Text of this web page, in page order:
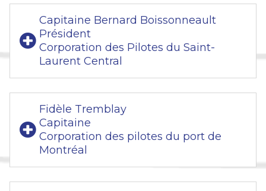
Capitaine Bernard Boissonneault
Président
Corporation des Pilotes du Saint-
Laurent Central
Fidèle Tremblay
Capitaine
Corporation des pilotes du port de
Montréal